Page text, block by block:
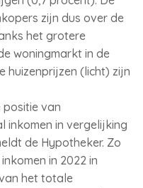
zijn dus over de
het grotere
woningmarkt in de
huizenprijzen (licht) zijn
positie van
inkomen in vergelijking
de Hypotheker. Zo
in 2022 in
het totale